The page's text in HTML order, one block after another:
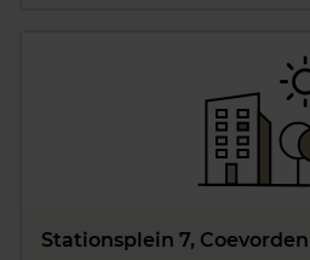
Stationsplein 7, Coevorden